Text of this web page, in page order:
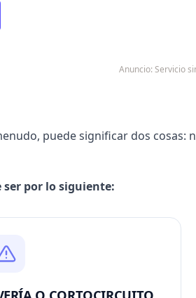
Anuncio: Servicio
puede significar dos cosas:
ser por lo siguiente: